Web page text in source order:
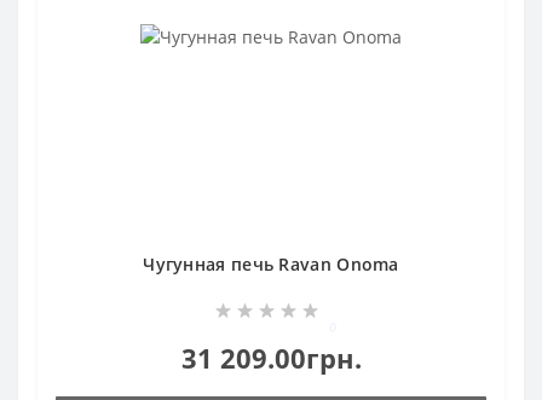
Чугунная печь Ravan Onoma
31 209.00грн.